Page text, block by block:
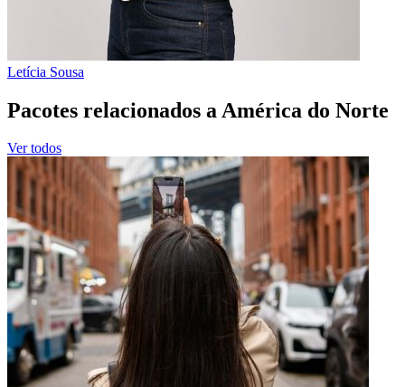
Letícia Sousa
Pacotes relacionados a América do Norte
Ver todos